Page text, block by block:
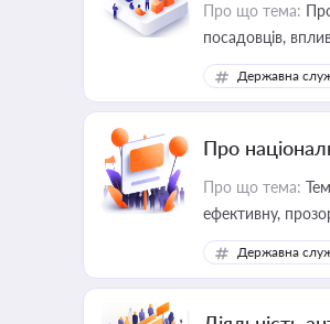
Про що тема:
посадовців,
Державна
Про
Про що тема:
ефективну,
Державна